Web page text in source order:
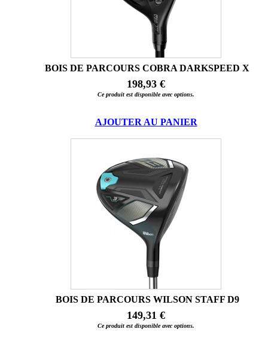
BOIS DE PARCOURS COBRA DARKSPEED X
198,93 €
Ce produit est disponible avec options.
AJOUTER AU PANIER
BOIS DE PARCOURS WILSON STAFF D9
149,31 €
Ce produit est disponible avec options.